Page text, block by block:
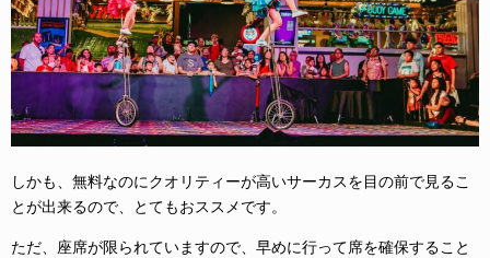
しかも、無料なのにクオリティーが高いサーカスを目の前で見るこ
とが出来るので、とてもおススメです。
ただ、座席が限られていますので、早めに行って席を確保すること